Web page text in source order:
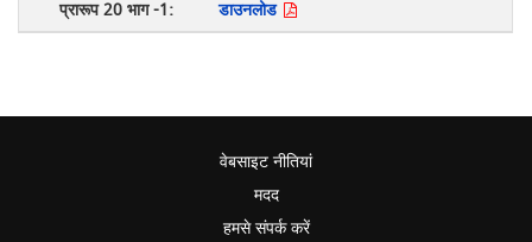
डाउनलोड
वेबसाइट नीतियां
मदद
हमसे संपर्क करें